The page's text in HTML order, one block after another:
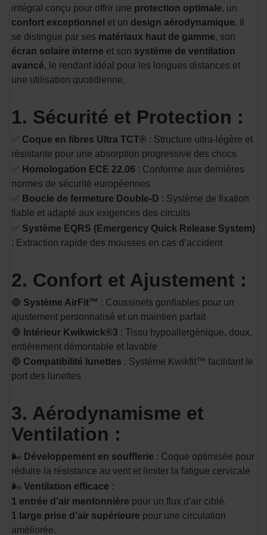
intégral conçu pour offrir une protection optimale, un
confort exceptionnel et un design aérodynamique. Il
se distingue par ses matériaux haut de gamme, son
écran solaire interne et son système de ventilation
avancé, le rendant idéal pour les longues distances et
une utilisation quotidienne.
1. Sécurité et Protection :
✅ Coque en fibres Ultra TCT® : Structure ultra-légère et
résistante pour une absorption progressive des chocs​
✅ Homologation ECE 22.06 : Conforme aux dernières
normes de sécurité européennes​
✅ Boucle de fermeture Double-D : Système de fixation
fiable et adapté aux exigences des circuits​
✅ Système EQRS (Emergency Quick Release System)
: Extraction rapide des mousses en cas d’accident​
2. Confort et Ajustement :
🔵 Système AirFit™ : Coussinets gonflables pour un
ajustement personnalisé et un maintien parfait​
🔵 Intérieur Kwikwick®3 : Tissu hypoallergénique, doux,
entièrement démontable et lavable​
🔵 Compatibilité lunettes : Système Kwikfit™ facilitant le
port des lunettes​
3. Aérodynamisme et
Ventilation :
🌬 Développement en soufflerie : Coque optimisée pour
réduire la résistance au vent et limiter la fatigue cervicale​
🌬 Ventilation efficace :
1 entrée d’air mentonnière pour un flux d'air ciblé.
1 large prise d’air supérieure pour une circulation
améliorée.